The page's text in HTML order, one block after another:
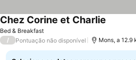
Bed & Breakfast
Chez Corine et Charlie
/ Pontuação não disponível Mons, a 12.9